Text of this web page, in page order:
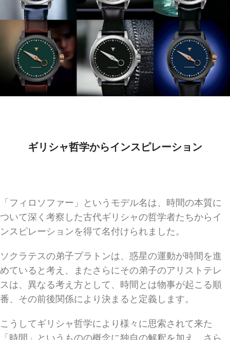
ギリシャ哲学からインスピレーション
「フィロソファー」というモデル名は、時間の本質に
ついて深く考察した古代ギリシャの哲学者たちからイ
ンスピレーションを得て名付けられました。
ソクラテスの弟子プラトンは、惑星の運動が時間を進
めていると考え、またさらにその弟子のアリストテレ
スは、異なる考え方として、時間とは物事が起こる順
番、その前後関係により決まると定義します。
こうしてギリシャ哲学により様々に思索されて来た
「時間」というものの概念に独自の解釈を加え、さら